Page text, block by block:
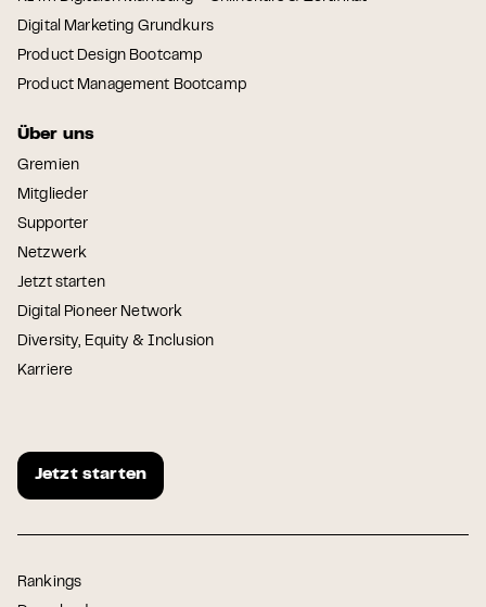
Digital Marketing Grundkurs
Product Design Bootcamp
Product Management Bootcamp
Über uns
Gremien
Mitglieder
Supporter
Netzwerk
Jetzt starten
Digital Pioneer Network
Diversity, Equity & Inclusion
Karriere
Jetzt starten
Rankings